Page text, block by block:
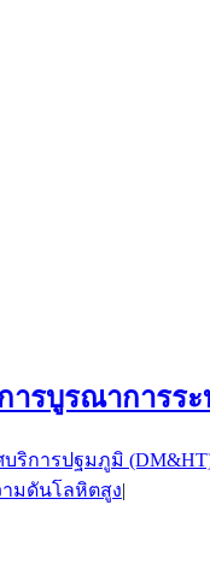
รบูรณาการระ
บริการปฐมภูมิ
มดันโลหิตสูง|